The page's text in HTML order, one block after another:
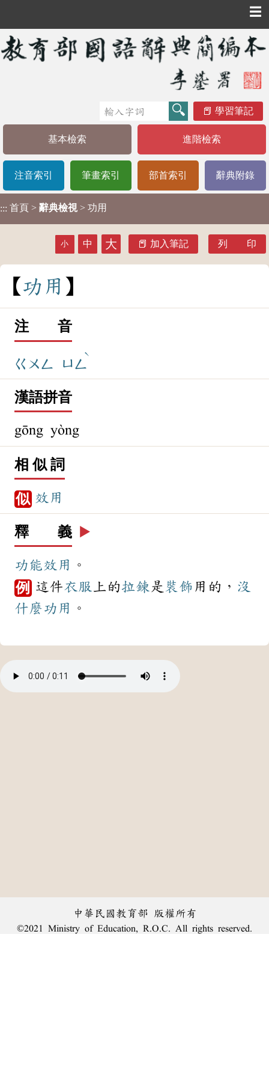
☰
學習筆記
基本檢索 進階檢索
注音索引 筆畫索引 部首索引 辭典附錄
::: 首頁 > 辭典檢視 > 功用
小 中 大 加入筆記 列 印
功 用
注 音
ㄍㄨㄥ ㄩㄥ
ˋ
漢語拼音
gōng yòng
相 似 詞
似 效用
釋 義 ▶️
功能效用 。
例 這件衣服 上的拉鍊 是 裝飾 用的， 沒
什麼功用 。
中華民國教育部 版權所有
©2021 Ministry of Education, R.O.C. All rights reserved.